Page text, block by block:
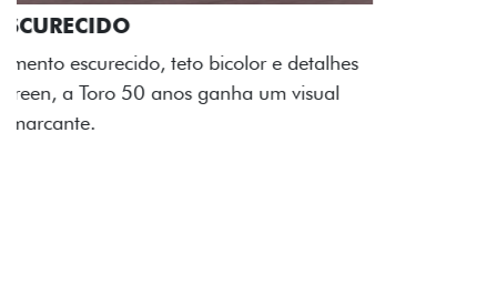
ADESIVOS ESTILIZADOS
Os adesivos aplicados no capô e nas laterais
reforçam a identidade única dessa edição para lá de
comemorativa.